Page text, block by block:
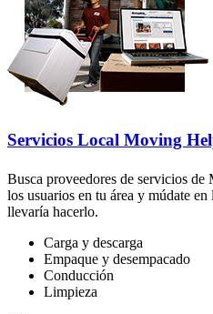
Servicios Local Moving
Busca proveedores de servicios
los usuarios en tu área y múdate
llevaría hacerlo.
Carga y descarga
Empaque y desempacado
Conducción
Limpieza